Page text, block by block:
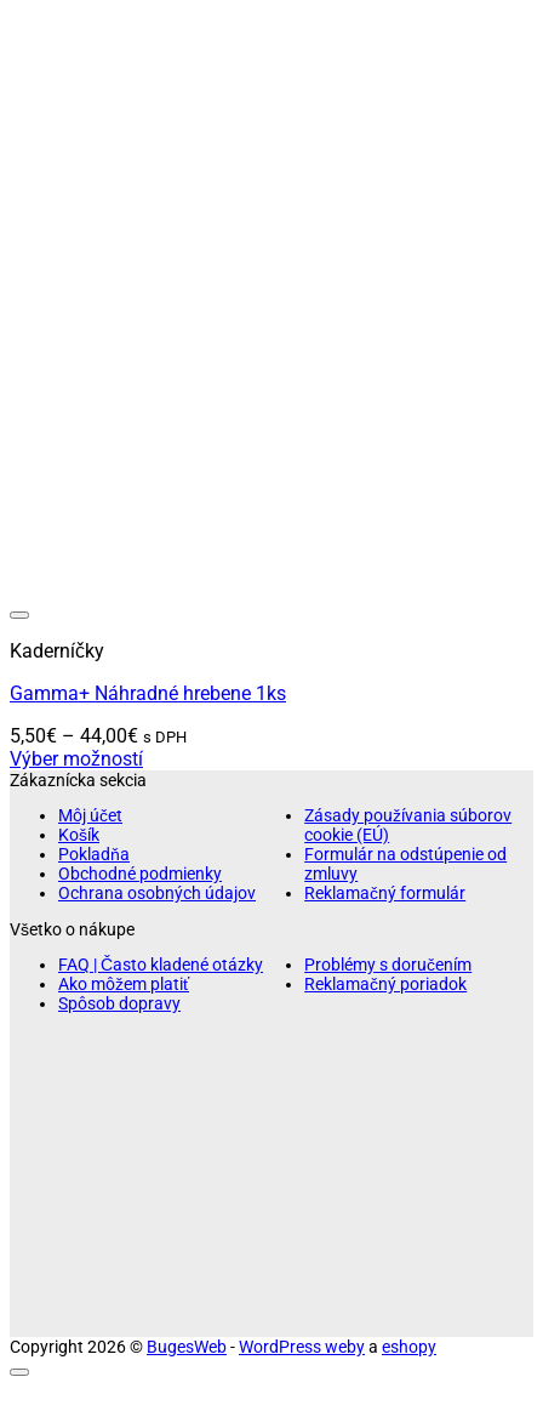
Kaderníčky
Gamma+ Náhradné hrebene 1ks
5,50€ – 44,00€Price
range:
5,50€
s DPH
Výber možností
Tento
viacero
variantov.
Možnosti
si
môžete
vybrať
stránke
Zákaznícka sekcia
Môj účet
Košík
Pokladňa
Obchodné podmienky
Ochrana osobných údajov
Zásady používania súborov
cookie (EÚ)
Formulár na odstúpenie od
zmluvy
Reklamačný formulár
Všetko o nákupe
FAQ | Často kladené otázky
Ako môžem platiť
Spôsob dopravy
Problémy s doručením
Reklamačný poriadok
Copyright 2026 © BugesWeb-WordPress webya eshopy